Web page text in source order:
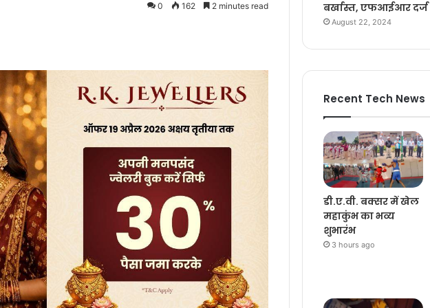
0 162 2 minutes read
बर्खास्त, एफआईआर दर्ज
August 22, 2024
Recent Tech News
डी.ए.वी. बक्सर में खेल
महाकुंभ का भव्य
शुभारंभ
3 hours ago